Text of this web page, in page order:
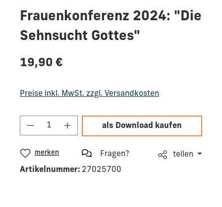
Frauenkonferenz 2024: "Die
Sehnsucht Gottes"
Regulärer Preis:
19,90 €
Preise inkl. MwSt. zzgl. Versandkosten
Produkt Anzahl: Gib den gewünschten
als Download kaufen
merken Fragen?
teilen
Artikelnummer: 27025700